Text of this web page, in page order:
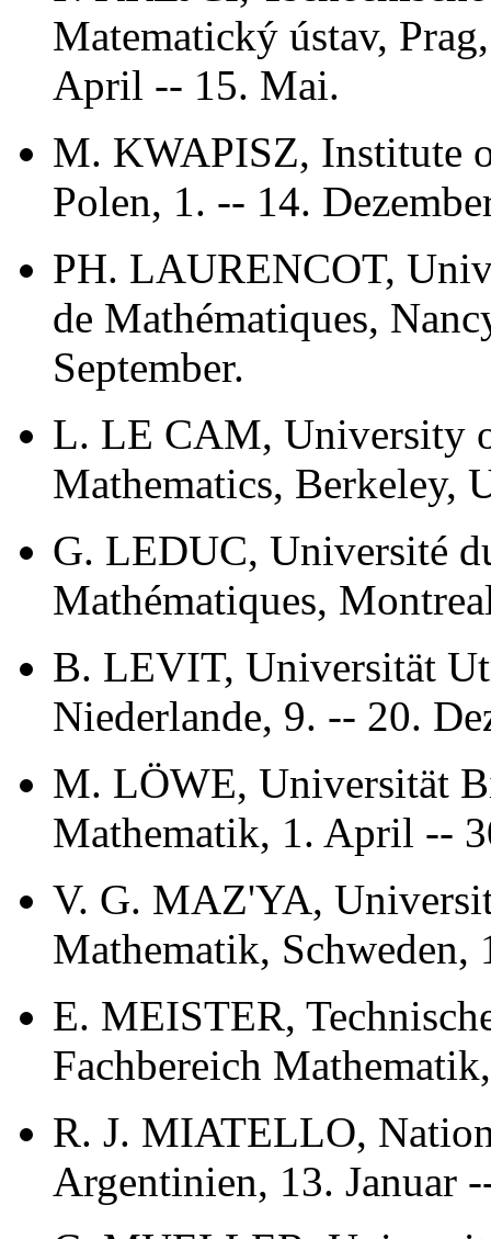
Matematický ústav,
April -- 15. Mai.
M. KWAPISZ, Institute
Polen, 1. -- 14.
PH. LAURENCOT,
de Mathématiques,
September.
L. LE CAM, University
Mathematics, Berkeley,
G. LEDUC, Université
Mathématiques,
B. LEVIT, Universität
Niederlande, 9. -- 20.
M. LÖWE, Universität
Mathematik, 1. April --
V. G. MAZ'YA,
Mathematik, Schweden,
E. MEISTER,
Fachbereich
R. J. MIATELLO,
Argentinien, 13. Januar